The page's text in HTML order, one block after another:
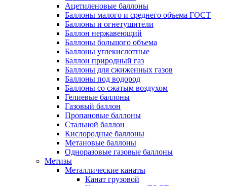
Ацетиленовые баллоны
Баллоны малого и среднего объема ГОСТ
Баллоны и огнетушители
Баллон нержавеющий
Баллоны большого объема
Баллоны углекислотные
Баллон природный газ
Баллоны для сжиженных газов
Баллоны под водород
Баллоны со сжатым воздухом
Гелиевые баллоны
Газовый баллон
Пропановые баллоны
Стальной баллон
Кислородные баллоны
Метановые баллоны
Одноразовые газовые баллоны
Метизы
Металлические канаты
Канат грузовой